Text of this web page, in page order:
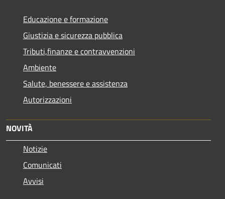
Educazione e formazione
Giustizia e sicurezza pubblica
Tributi,finanze e contravvenzioni
Ambiente
Salute, benessere e assistenza
Autorizzazioni
NOVITÀ
Notizie
Comunicati
Avvisi